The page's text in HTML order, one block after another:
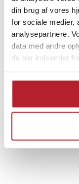
din brug af vores
for sociale medier,
analysepartnere.
data med andre
de har indsamlet
Hjem &